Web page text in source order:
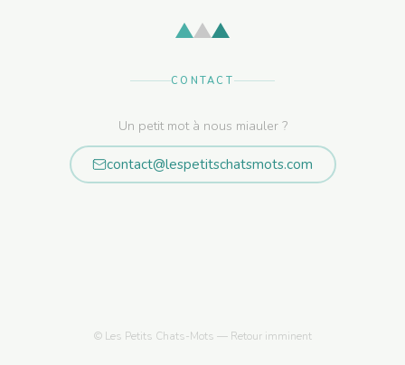
CONTACT
Un petit mot à nous miauler ?
contact@lespetitschatsmots.com
© Les Petits Chats-Mots — Retour imminent